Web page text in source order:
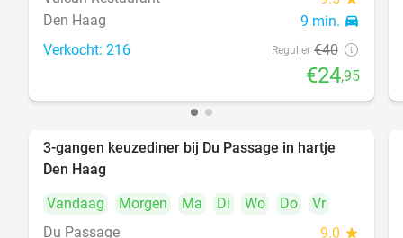
Den Haag 9 min. directions_car
Verkocht: 216 Regulier €40
€24,95
47%
3-gangen keuzediner bij Du Passage in hartje
Den Haag
Vandaag
Morgen Ma Di Wo Do
Vr
Du Passage
9.0 star